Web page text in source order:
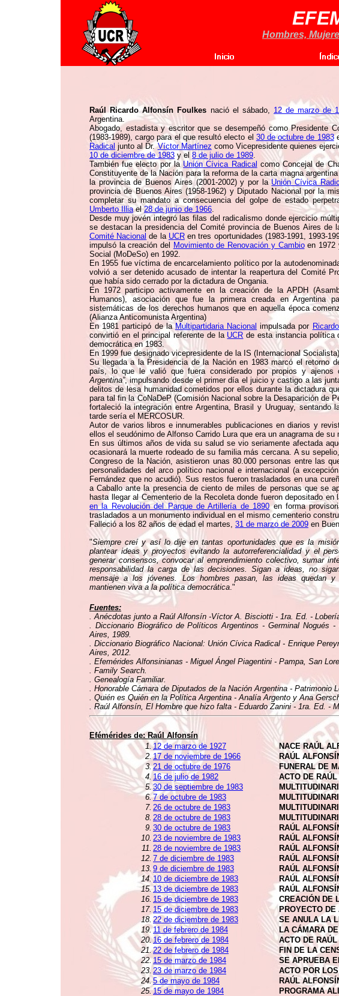
Hombres,
Raúl Ricardo Alfonsín Foulkes nació el sábado, 12 de marzo de
Argentina.
Abogado, estadista y escritor que se desempeñó como Presidente
(1983-1989), cargo para el que resultó electo el 30 de octubre de 1983
Radical junto al Dr.Víctor Martínez como Vicepresidente quienes
10 de diciembre de 1983 y el 8 de julio de 1989.
También fue electo por la Unión Cívica Radical como Concejal de
Constituyente de la Nación para la reforma de la carta magna
la provincia de Buenos Aires (2001-2002) y por la Unión Cívica
provincia de Buenos Aires (1958-1962) y Diputado Nacional por la
completar su mandato a consecuencia del golpe de estado
Umberto Illiael28 de junio de 1966.
Desde muy jovén integró las filas del radicalismo donde ejercicio
se destacan la presidencia del Comité provincia de Buenos Aires de
Comité Nacional de la UCRen tres oportunidades (1983-1991, 1993-
impulsó la creación del
Movimiento de Renovación y Cambioen 1972
Social (MoDeSo) en 1992.
En 1955 fue víctima de encarcelamiento político por la
volvió a ser detenido acusado de intentar la reapertura del Comité
que había sido cerrado por la dictadura de Ongania.
En 1972 participo activamente en la creación de la APDH
Humanos), asociación que fue la primera creada en Argentina
sistemáticas de los derechos humanos que en aquella época
(Alianza Anticomunista Argentina)
En 1981 participó de laMultipartidaria Nacional impulsada por
convirtió en el principal referente de la UCR de esta instancia política
democrática en 1983.
En 1999 fue designado vicepresidente de la IS (Internacional
Su llegada a la Presidencia de la Nación en 1983 marcó el retorno
país, lo que le valió que fuera considerado por propios y
Argentina”, impulsando desde el primer día el juicio y castigo a las
delitos de lesa humanidad cometidos por ellos durante la dictadura
para tal fin la CoNaDeP (Comisión Nacional sobre la Desaparición de
fortaleció la integración entre Argentina, Brasil y Uruguay, sentando
tarde sería el MERCOSUR.
Autor de varios libros e innumerables publicaciones en diarios y
ellos el seudónimo de Alfonso Carrido Lura que era un anagrama de su
En sus últimos años de vida su salud se vio seriamente afectada
ocasionará la muerte rodeado de su familia más cercana. A su
Congreso de la Nación, asistieron unas 80.000 personas entre las
personalidades del arco político nacional e internacional (a
Fernández que no acudió). Sus restos fueron trasladados en una
a Caballo ante la presencia de ciento de miles de personas que se
hasta llegar al Cementerio de la Recoleta donde fueron depositado en
en la Revolución del Parque de Artillería de 1890en forma
trasladados a un monumento individual en el mismo cementerio
Falleció a los 82 años de edad el martes, 31 de marzo de 2009 en
"Siempre creí y así lo dije en tantas oportunidades que es la
plantear ideas y proyectos evitando la autorreferencialidad y el
generar consensos, convocar al emprendimiento colectivo, sumar
responsabilidad la carga de las decisiones. Sigan a ideas, no
mensaje a los jóvenes. Los hombres pasan, las ideas quedan
mantienen viva a la política democrática."
Fuentes:
. Anécdotas junto a Raúl Alfonsín -Víctor A. Bisciotti - 1ra. Ed. -
. Diccionario Biográfico de Políticos Argentinos - Germinal Nogués
Aires, 1989.
. Diccionario Biográfico Nacional: Unión Cívica Radical - Enrique
Aires, 2012.
. Efemérides Alfonsinianas - Miguel Ángel Piagentini - Pampa, San
. Family Search.
. Genealogía Familiar.
. Honorable Cámara de Diputados de la Nación Argentina - Patrimonio
. Quién es Quién en la Política Argentina - Analía Argento y Ana
. Raúl Alfonsín, El Hombre que hizo falta - Eduardo Zanini - 1ra. Ed. -
Efémérides de:Raúl Alfonsín
1.12 de marzo de 1927
NACE RAÚL
2.17 de noviembre de 1966
RAÚL
3.21 de octubre de 1976
FUNERAL DE
4. 16 de julio de 1982
ACTO DE
5.30 de septiembre de 1983
6.7 de octubre de 1983
7. 26 de octubre de 1983
8. 28 de octubre de 1983
9. 30 de octubre de 1983
RAÚL
10. 23 de noviembre de 1983
RAÚL
11. 28 de noviembre de 1983
RAÚL
12. 7 de diciembre de 1983
RAÚL
13. 9 de diciembre de 1983
RAÚL
14. 10 de diciembre de 1983
RAÚL
15.13 de diciembre de 1983
RAÚL
16. 15 de diciembre de 1983
CREACIÓN DE
17. 15 de diciembre de 1983
PROYECTO
18. 22 de diciembre de 1983
SE ANULA LA
19.11 de febrero de 1984
LA CÁMARA
20.16 de febrero de 1984
ACTO DE
21.22 de febrero de 1984
FIN DE LA
22. 15 de marzo de 1984
SE APRUEBA
23. 23 de marzo de 1984
ACTO POR
24.5 de mayo de 1984
RAÚL
25.15 de mayo de 1984
PROGRAMA